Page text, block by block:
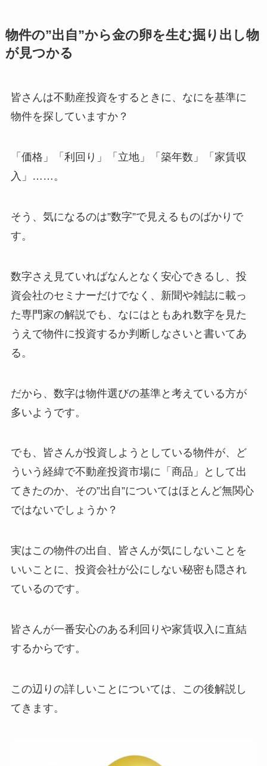
物件の”出自”から金の卵を生む掘り出し物
が見つかる
皆さんは不動産投資をするときに、なにを基準に
物件を探していますか？
「価格」「利回り」「立地」「築年数」「家賃収
入」……。
そう、気になるのは”数字”で見えるものばかりで
す。
数字さえ見ていればなんとなく安心できるし、投
資会社のセミナーだけでなく、新聞や雑誌に載っ
た専門家の解説でも、なにはともあれ数字を見た
うえで物件に投資するか判断しなさいと書いてあ
る。
だから、数字は物件選びの基準と考えている方が
多いようです。
でも、皆さんが投資しようとしている物件が、ど
ういう経緯で不動産投資市場に「商品」として出
てきたのか、その”出自”についてはほとんど無関心
ではないでしょうか？
実はこの物件の出自、皆さんが気にしないことを
いいことに、投資会社が公にしない秘密も隠され
ているのです。
皆さんが一番安心のある利回りや家賃収入に直結
するからです。
この辺りの詳しいことについては、この後解説し
てきます。